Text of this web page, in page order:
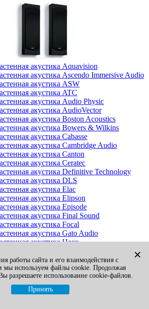
акустика Aquavision
акустика Ascendo Immersive Audio
акустика ASW
акустика ATC
акустика Audio Physic
акустика AudioVector
акустика Boston Acoustics
акустика Bowers & Wilkins
акустика Cabasse
акустика Cambridge Audio
акустика Canton
акустика Ceratec
акустика Definitive Technology
акустика DLS
акустика Elac
акустика Elipson
акустика Episode
акустика Final Sound
акустика Focal
акустика Gato Audio
акустика Heco
акустика KEF
акустика Klipsch
акустика Legacy
акустика M&K Sound
акустика Martin Logan
✕
работы сайта и его взаимодействия с
мы используем файлы cookie. Продолжая
разрешаете использование cookie-файлов.
Принять